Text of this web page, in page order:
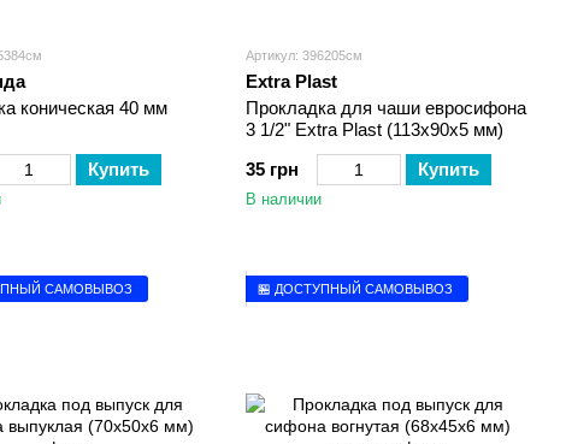
коническая 40 мм
Купить
Артикул: 396205см
Extra Plast
Прокладка для чаши евросифона
3 1/2" Extra Plast (113х90х5 мм)
35 грн
Купить
В наличии
САМОВЫВОЗ 🏪 ДОСТУПНЫЙ САМОВЫВОЗ